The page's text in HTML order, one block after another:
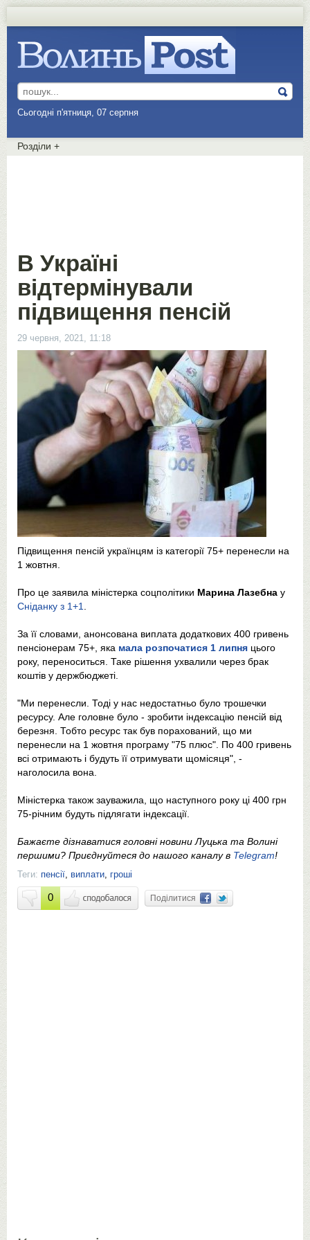
Сьогодні п'ятниця, 07 серпня
Розділи +
В Україні
відтермінували
підвищення пенсій
29 червня, 2021, 11:18
Підвищення пенсій українцям із категорії 75+ перенесли на
1 жовтня.
Про це заявила міністерка соцполітики Марина Лазебна у
Сніданку з 1+1
За її словами, анонсована виплата додаткових 400 гривень
пенсіонерам 75+, яка мала розпочатися 1 липня цього
року, переноситься. Таке рішення ухвалили через брак
коштів у держбюджеті.
"Ми перенесли. Тоді у нас недостатньо було трошечки
ресурсу. Але головне було - зробити індексацію пенсій від
березня. Тобто ресурс так був порахований, що ми
перенесли на 1 жовтня програму "75 плюс". По 400 гривень
всі отримають і будуть її отримувати щомісяця", -
наголосила вона.
Міністерка також зауважила, що наступного року ці 400 грн
75-річним будуть підлягати індексації.
Бажаєте дізнаватися головні новини Луцька та Волині
першими? Приєднуйтеся до нашого каналу в Telegram!
Теги: пенсії, виплати, гроші
0 Поділитися